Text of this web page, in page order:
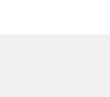
dyskusyjnych (161)